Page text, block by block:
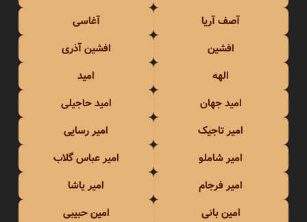
آصف آریا
آغاسی
افشین
افشین آذری
الهه
امید
امید جهان
امید حاجیلی
امیر تاجیک
امیر رسایی
امیر شاملو
امیر عباس گلاب
امیر فرجام
امیر یاشا
امین بانی
امین حبیبی